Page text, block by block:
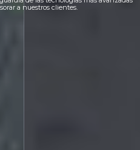
a nuestros clientes.